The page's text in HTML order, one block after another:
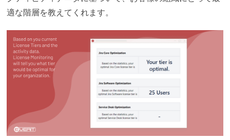
適な階層を教えてくれます。